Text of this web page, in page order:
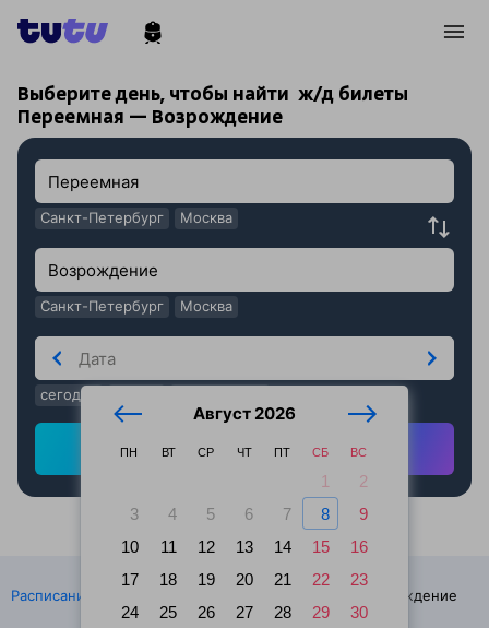
Выберите день, чтобы найти ж/д билеты
Переемная — Возрождение
Санкт-Петербург Москва
Санкт-Петербург Москва
Август 2026
ПН ВТ СР ЧТ ПТ СБ ВС
1
2
3
4 5 6 7 8
9
10
11 12 13 14 15
16
17
18 19 20 21 22
23
24
25 26 27 28 29
30
сегодня
Найти ж/д билеты
Расписание поездов Ж/д билеты Переёмная → Возрождение